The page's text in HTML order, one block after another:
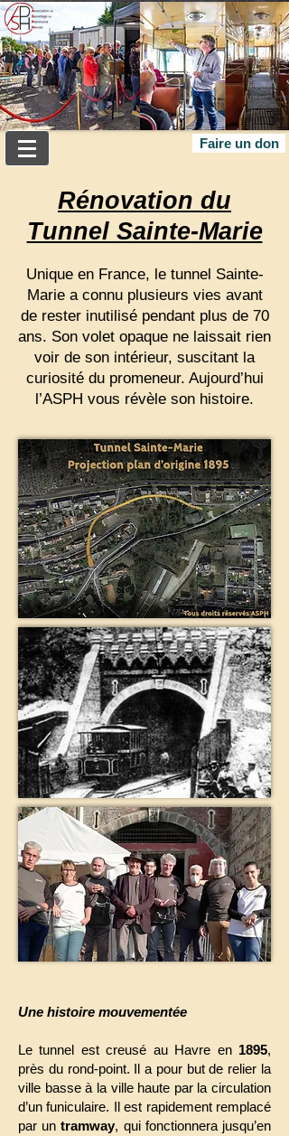
Faire un don
Rénovation du
Tunnel Sainte-Marie
Unique en France, le tunnel Sainte-
Marie a connu plusieurs vies avant
de rester inutilisé pendant plus de 70
ans. Son volet opaque ne laissait rien
voir de son intérieur, suscitant la
curiosité du promeneur. Aujourd’hui
l’ASPH vous révèle son histoire.
Une histoire mouvementée
Le tunnel est creusé au Havre en 1895,
près du rond-point. Il a pour but de relier la
ville basse à la ville haute par la circulation
d’un funiculaire. Il est rapidement remplacé
par untramway, qui fonctionnera jusqu’en